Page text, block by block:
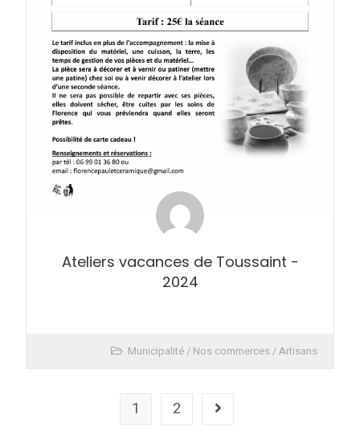
Ateliers vacances de Toussaint -
2024
Municipalité/ Nos commerces / Artisans
1 2